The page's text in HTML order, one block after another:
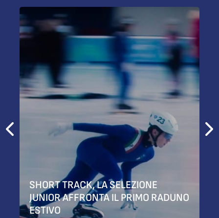
SHORT TRACK, LA SELEZIONE
JUNIOR AFFRONTA IL PRIMO RADUNO
ESTIVO